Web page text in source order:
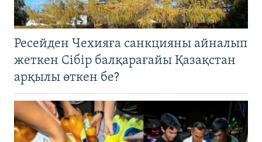
Ресейден Чехияға санкцияны айналып
жеткен Сібір балқарағайы Қазақстан
арқылы өткен бе?